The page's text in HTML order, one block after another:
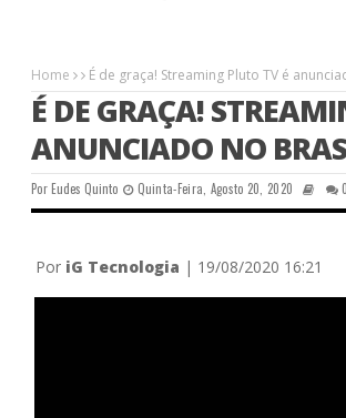
Home É de graça! Streaming Pluto TV é
É DE GRAÇA!
ANUNCIADO NO
PorEudes Quinto Quinta-Feira, Agosto 20, 2020
Por iG Tecnologia | 19/08/2020 16:21